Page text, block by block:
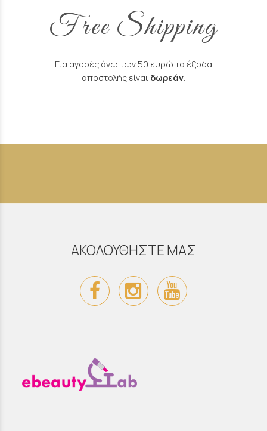
Free Shipping
Για αγορές άνω των 50 ευρώ τα έξοδα
αποστολής είναι δωρεάν.
ΑΚΟΛΟΥΘΗΣΤΕ ΜΑΣ